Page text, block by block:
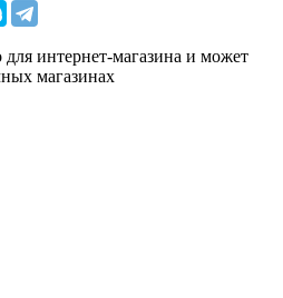
для интернет-магазина и может
магазинах